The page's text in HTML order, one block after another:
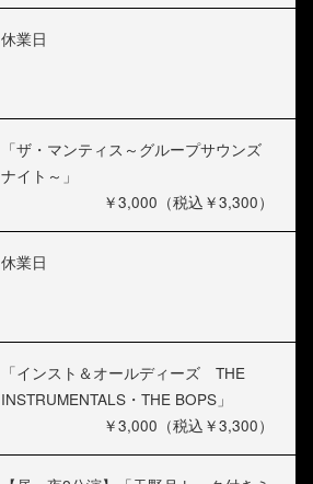
休業日
「ザ・マンティス～グループサウンズ
ナイト～」
￥3,000（税込￥3,300）
休業日
「インスト＆オールディーズ THE
INSTRUMENTALS・THE BOPS」
￥3,000（税込￥3,300）